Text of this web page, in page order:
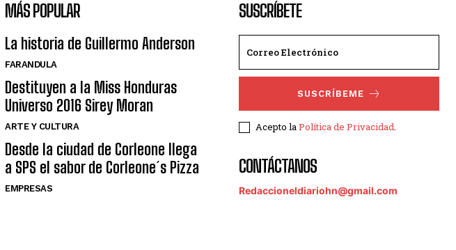
MÁS POPULAR
La historia de Guillermo Anderson
FARANDULA
Destituyen a la Miss Honduras
Universo 2016 Sirey Moran
ARTE Y CULTURA
Desde la ciudad de Corleone llega
a SPS el sabor de Corleone´s Pizza
EMPRESAS
SUSCRÍBETE
SUSCRÍBEME
Acepto laPolítica de Privacidad.
CONTÁCTANOS
Redaccioneldiariohn@gmail.com